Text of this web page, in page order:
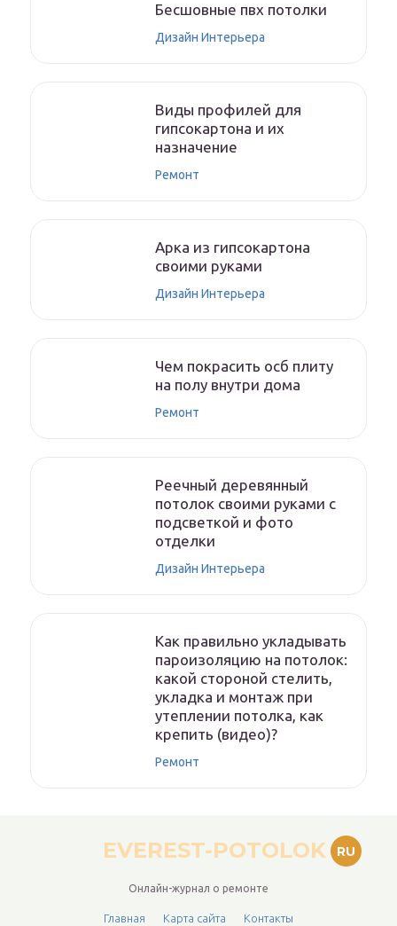
Бесшовные пвх потолки
Дизайн Интерьера
Виды профилей для
гипсокартона и их
назначение
Ремонт
Арка из гипсокартона
своими руками
Дизайн Интерьера
Чем покрасить осб плиту
на полу внутри дома
Ремонт
Реечный деревянный
потолок своими руками с
подсветкой и фото
отделки
Дизайн Интерьера
Как правильно укладывать
пароизоляцию на потолок:
какой стороной стелить,
укладка и монтаж при
утеплении потолка, как
крепить (видео)?
Ремонт
EVEREST-POTOLOK RU
Онлайн-журнал о ремонте
Главная Карта сайта Контакты